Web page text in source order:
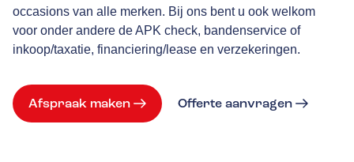
occasions van alle merken. Bij ons bent u ook welkom
voor onder andere de APK check, bandenservice of
inkoop/taxatie, financiering/lease en verzekeringen.
Afspraak maken Offerte aanvragen